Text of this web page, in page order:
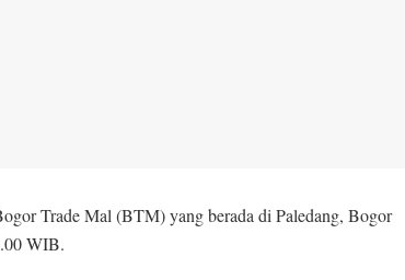
Trade Mal (BTM) yang berada di Paledang, Bogor
WIB.